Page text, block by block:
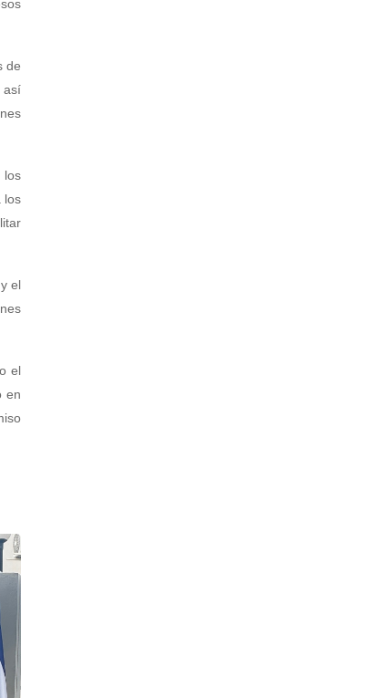
de
así
los
los
el
el
en